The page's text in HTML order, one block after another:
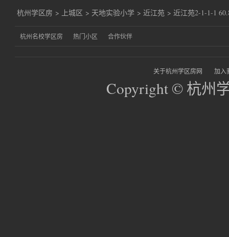
杭州学区房 > 上城区 > 天地实验小学 >近江苑 >近江苑2-1-1-1
杭州名校学区房 热门小区 合作伙伴
关于杭州学区房网 加入
Copyright © 杭州